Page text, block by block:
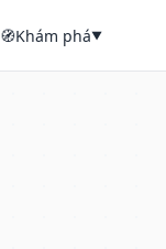
🧭Khám phá▼